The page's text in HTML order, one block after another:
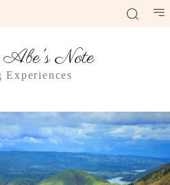
Note
Experiences